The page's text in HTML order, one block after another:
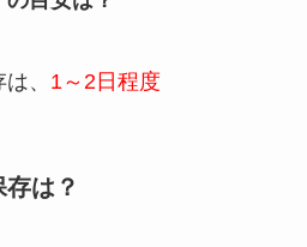
、 1～2日程度
は？